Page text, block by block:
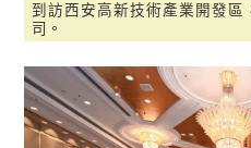
到訪西安高新技術產業開發
司。